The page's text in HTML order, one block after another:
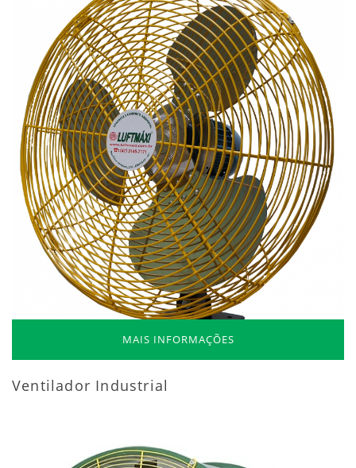
MAIS INFORMAÇÕES
Ventilador Industrial